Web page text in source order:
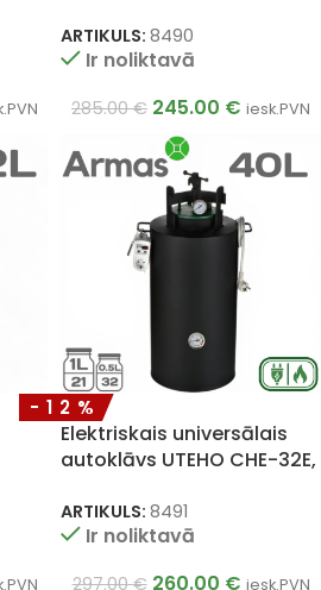
ARTIKULS: 8490
Ir noliktavā
285.00€ 245.00 € iesk.PVN
-12%
Elektriskais universālais
autoklāvs UTEHO CHE-32E,
ARTIKULS: 8491
Ir noliktavā
297.00€ 260.00 € iesk.PVN